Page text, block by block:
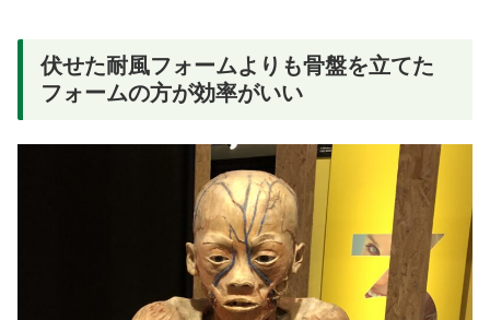
伏せた耐風フォームよりも骨盤を立てた
フォームの方が効率がいい